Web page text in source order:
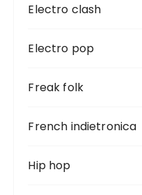
Electro clash
Electro pop
Freak folk
French indietronica
Hip hop